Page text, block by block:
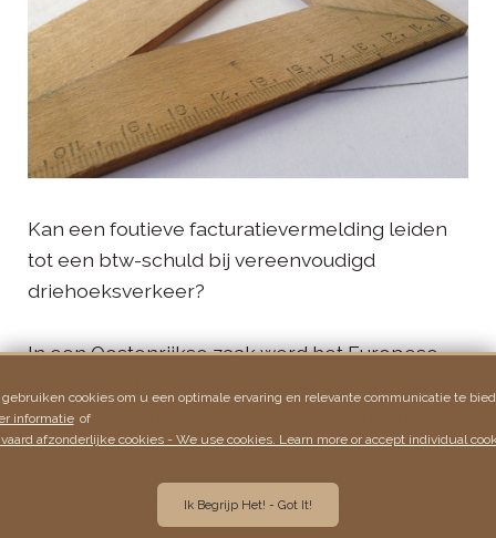
Kan een foutieve facturatievermelding leiden
tot een btw-schuld bij vereenvoudigd
driehoeksverkeer?
In een Oostenrijkse zaak werd het Europese
Automobil GmbH) verzocht om zich te buigen
over deze kwestie.
Het hof bevestigt het eerder ingenomen
cookies om u een optimale ervaring en relevante communicatie te
informatie of
afzonderlijke cookies - We use cookies. Learn more or accept individual
Ik Begrijp Het! - Got It!